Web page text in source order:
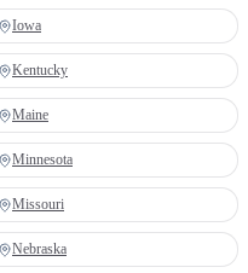
Iowa
Kentucky
Maine
Minnesota
Missouri
Nebraska